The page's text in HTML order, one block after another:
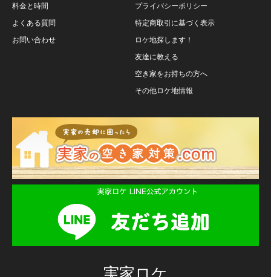
料金と時間
よくある質問
お問い合わせ
プライバシーポリシー
特定商取引に基づく表示
ロケ地探します！
友達に教える
空き家をお持ちの方へ
その他ロケ地情報